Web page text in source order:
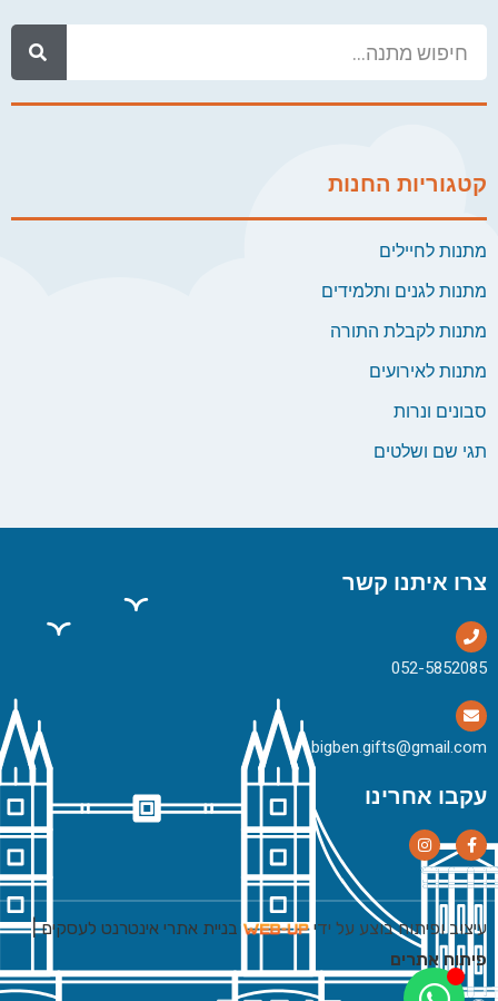
קטגוריות החנות
מתנות לחיילים
מתנות לגנים ותלמידים
מתנות לקבלת התורה
מתנות לאירועים
סבונים ונרות
תגי שם ושלטים
צרו איתנו קשר
bigben.gifts@gmail.com
עקבו אחרינו
עיצוב ופיתוח בוצע על ידי בניית אתרי אינטרנט לעסקים|
פיתוח אתרים